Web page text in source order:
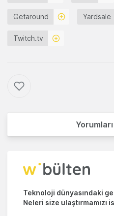
Getaround Yardsale
Twitch.tv
Teknoloji dünyasındaki
Neleri size ulaştırmamızı